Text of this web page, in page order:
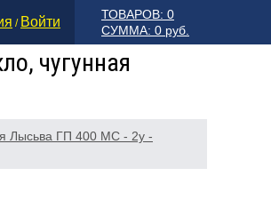
ТОВАРОВ: 0
СУММА: 0 руб.
/ Войти
чугунная
Лысьва ГП 400 МС - 2у -